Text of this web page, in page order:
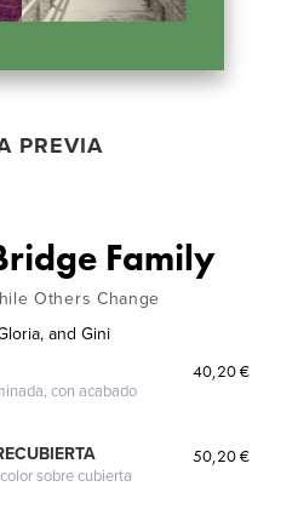
PREVIA
Family
Others Change
and Gini
con acabado
40,20 €
sobre cubierta
50,20 €